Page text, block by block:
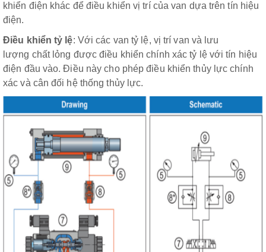
khiển điện khác để điều khiển vị trí của van dựa trên tín hiệu
điện.
Điều khiển tỷ lệ: Với các van tỷ lệ, vị trí van và lưu
lượng chất lỏng được điều khiển chính xác tỷ lệ với tín hiệu
điện đầu vào. Điều này cho phép điều khiển thủy lực chính
xác và cân đối hệ thống thủy lực.